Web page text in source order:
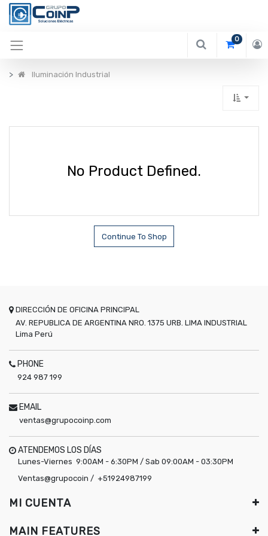
0
Iluminación Industrial
No Product Defined.
Continue To Shop
DIRECCIÓN DE OFICINA PRINCIPAL
AV. REPUBLICA DE ARGENTINA NRO. 1375 URB. LIMA INDUSTRIAL
Lima Perú
PHONE
924 987 199
EMAIL
ventas@grupocoinp.com
ATENDEMOS LOS DÍAS
Lunes-Viernes 9:00AM - 6:30PM / Sab 09:00AM - 03:30PM
Ventas@grupocoin / +51924987199
MI CUENTA
MAIN FEATURES